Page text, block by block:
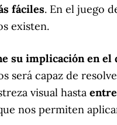
fáciles. En el juego
existen.
su implicación en el
será capaz de
visual hasta
nos permiten